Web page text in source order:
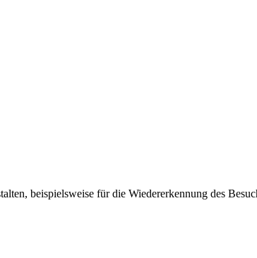
beispielsweise für die Wiedererkennung des